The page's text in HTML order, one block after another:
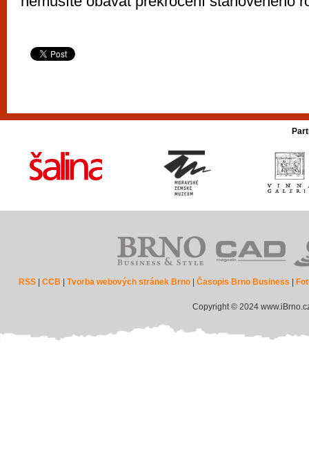
RSS |CCB |Tvorba webových stránek Brno |Časopis Brno Business
Copyright © 2024